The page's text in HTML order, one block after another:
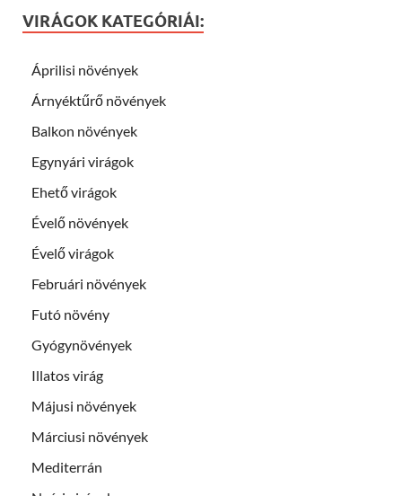
VIRÁGOK KATEGÓRIÁI:
Áprilisi növények
Árnyéktűrő növények
Balkon növények
Egynyári virágok
Ehető virágok
Évelő növények
Évelő virágok
Februári növények
Futó növény
Gyógynövények
Illatos virág
Májusi növények
Márciusi növények
Mediterrán